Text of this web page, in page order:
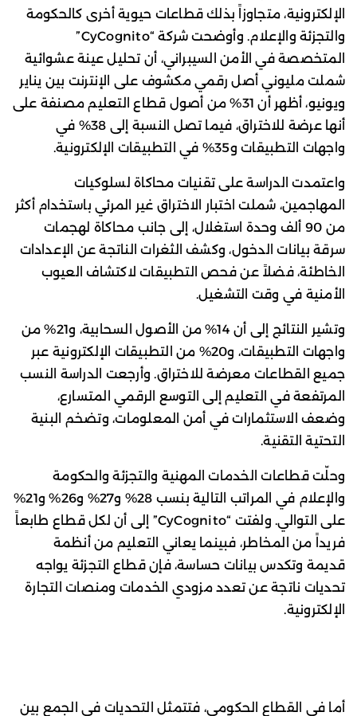
الإلكترونية، متجاوزاً بذلك قطاعات حيوية أخرى كالحكومة
والتجزئة والإعلام. وأوضحت شركة “CyCognito”
المتخصصة في الأمن السيبراني، أن تحليل عينة عشوائية
شملت مليوني أصل رقمي مكشوف على الإنترنت بين يناير
ويونيو، أظهر أن 31% من أصول قطاع التعليم مصنفة على
أنها عرضة للاختراق، فيما تصل النسبة إلى 38% في
واجهات التطبيقات و35% في التطبيقات الإلكترونية.
واعتمدت الدراسة على تقنيات محاكاة لسلوكيات
المهاجمين، شملت اختبار الاختراق غير المرئي باستخدام أكثر
من 90 ألف وحدة استغلال، إلى جانب محاكاة لهجمات
سرقة بيانات الدخول، وكشف الثغرات الناتجة عن الإعدادات
الخاطئة، فضلاً عن فحص التطبيقات لاكتشاف العيوب
الأمنية في وقت التشغيل.
وتشير النتائج إلى أن 14% من الأصول السحابية، و21% من
واجهات التطبيقات، و20% من التطبيقات الإلكترونية عبر
جميع القطاعات معرضة للاختراق. وأرجعت الدراسة النسب
المرتفعة في التعليم إلى التوسع الرقمي المتسارع،
وضعف الاستثمارات في أمن المعلومات، وتضخم البنية
التحتية التقنية.
وحلّت قطاعات الخدمات المهنية والتجزئة والحكومة
والإعلام في المراتب التالية بنسب 28% و27% و26% و21%
على التوالي. ولفتت “CyCognito” إلى أن لكل قطاع طابعاً
فريداً من المخاطر، فبينما يعاني التعليم من أنظمة
قديمة وتكدس بيانات حساسة، فإن قطاع التجزئة يواجه
تحديات ناتجة عن تعدد مزودي الخدمات ومنصات التجارة
الإلكترونية.
أما في القطاع الحكومي، فتتمثل التحديات في الجمع بين